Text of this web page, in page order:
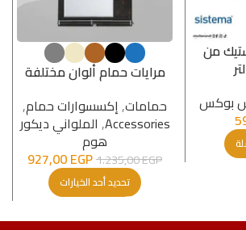
من
بوكس
مرايات حمام ألوان مختلفة
حمامات,إكسسوارات حمام,
Accessories
, الملواني ديكور
هوم
1.235,00EGP
927,00EGP
تحديد أحد الخيارات